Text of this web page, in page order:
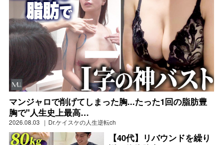
マンジャロで削げてしまった胸...たった1回の脂肪豊
胸で"人生史上最高…
2026.08.03 Dr.ケイスケの人生逆転ch
【40代】リバウンドを繰り